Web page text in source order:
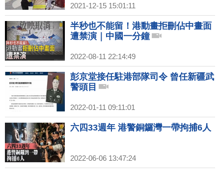
2021-12-15 15:01:11
半秒也不能留！港動畫拒刪佔中畫面
遭禁演｜中國一分鐘
2022-08-11 22:14:49
彭京堂接任駐港部隊司令 曾任新疆武
警頭目
2022-01-11 09:11:01
六四33週年 港警銅鑼灣一帶拘捕6人
2022-06-06 13:47:24